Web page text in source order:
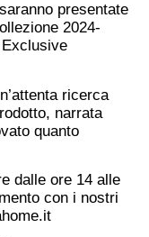
presentate
2024-
ricerca
narrata
quanto
dalle ore 14 alle
con i nostri